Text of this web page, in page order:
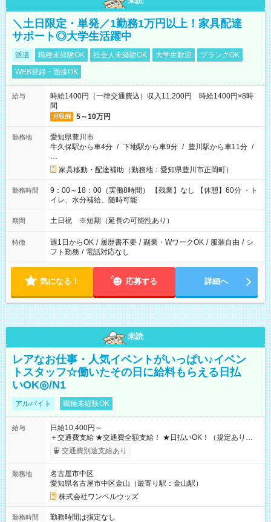
＼土日限定・単発／1勤務1万円以上！家具配達
サポート◎大学生活躍中
派遣 職種未経験OK 社会人未経験OK 大学生歓迎
ブランクOK
WEB登録・面接OK
給与
時給1400円（一律交通費込）収入11,200円 時給1400円×8時
間
月収例 5～10万円
勤務地
愛知県豊川市
牛久保駅から車4分 / 下地駅から車9分 / 豊川駅から車11分 /
…
家具移動・配達補助（勤務地：愛知県豊川市正岡町）
勤務時間
9：00～18：00（実働8時間） 【残業】なし 【休憩】60分 ・ト
イレ、水分補給、随時可能
期間 土日祝 ※短期（延長の可能性あり）
特徴 週1日からOK / 履歴書不要 / 副業・WワークOK / 服装自由 / シ
フト勤務 / 電話対応なし
気になる！ 応募する 詳細へ
未読
レアなお仕事・人気イベントがいっぱい♪イベン
トスタッフ☆働いたその日に給料もらえる日払
いOK◎/N1
アルバイト 職種未経験OK
給与
日給10,400円～
＋交通費支給 ★交通費全額支給！ ★日払いOK！（規定あり） ┗
働いたその日に現金GET♪ お仕事後はコンビニATMから 日払
交通費別途支給あり
勤務地
名古屋市中区
愛知県名古屋市中区金山（最寄り駅：金山駅）
株式会社ワンベルウッズ
勤務時間
勤務時間は指定なし